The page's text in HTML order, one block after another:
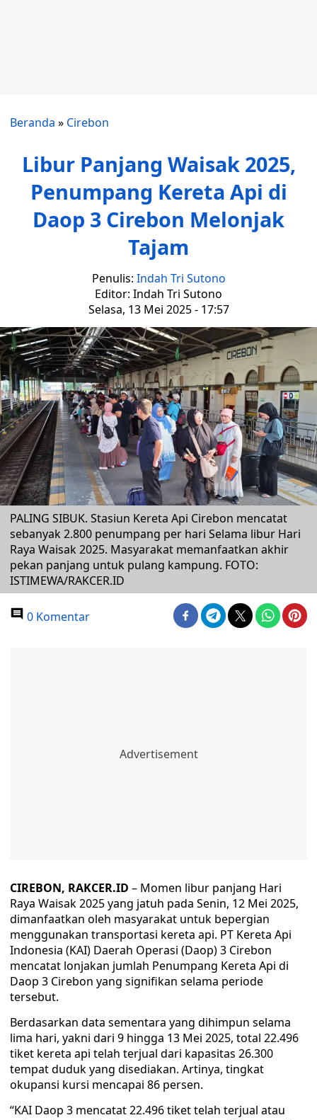
Beranda » Cirebon
Libur Panjang Waisak 2025,
Penumpang Kereta Api di
Daop 3 Cirebon Melonjak
Tajam
Penulis: Indah Tri Sutono
Editor: Indah Tri Sutono
Selasa, 13 Mei 2025 - 17:57
PALING SIBUK. Stasiun Kereta Api Cirebon mencatat
sebanyak 2.800 penumpang per hari Selama libur Hari
Raya Waisak 2025. Masyarakat memanfaatkan akhir
pekan panjang untuk pulang kampung. FOTO:
ISTIMEWA/RAKCER.ID
0 Komentar
CIREBON, RAKCER.ID – Momen libur panjang Hari
Raya Waisak 2025 yang jatuh pada Senin, 12 Mei 2025,
dimanfaatkan oleh masyarakat untuk bepergian
menggunakan transportasi kereta api. PT Kereta Api
Indonesia (KAI) Daerah Operasi (Daop) 3 Cirebon
mencatat lonjakan jumlah Penumpang Kereta Api di
Daop 3 Cirebon yang signifikan selama periode
tersebut.
Berdasarkan data sementara yang dihimpun selama
lima hari, yakni dari 9 hingga 13 Mei 2025, total 22.496
tiket kereta api telah terjual dari kapasitas 26.300
tempat duduk yang disediakan. Artinya, tingkat
okupansi kursi mencapai 86 persen.
“KAI Daop 3 mencatat 22.496 tiket telah terjual atau